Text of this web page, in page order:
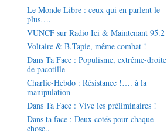
Le Monde Libre : ceux qui en parlent le
plus….
VUNCF sur Radio Ici & Maintenant 95.2
Voltaire & B.Tapie, même combat !
Dans Ta Face : Populisme, extrême-droite
de pacotille
Charlie-Hebdo : Résistance !…. à la
manipulation
Dans Ta Face : Vive les préliminaires !
Dans ta face : Deux cotés pour chaque
chose..